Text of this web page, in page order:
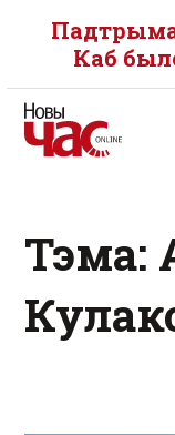
Каб
Тэма: